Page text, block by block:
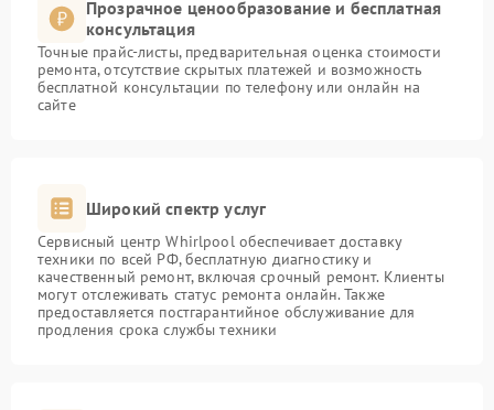
Прозрачное ценообразование и бесплатная
консультация
Точные прайс-листы, предварительная оценка стоимости
ремонта, отсутствие скрытых платежей и возможность
бесплатной консультации по телефону или онлайн на
сайте
Широкий спектр услуг
Сервисный центр Whirlpool обеспечивает доставку
техники по всей РФ, бесплатную диагностику и
качественный ремонт, включая срочный ремонт. Клиенты
могут отслеживать статус ремонта онлайн. Также
предоставляется постгарантийное обслуживание для
продления срока службы техники